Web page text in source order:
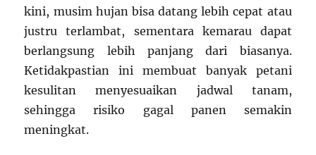
kini, musim hujan bisa datang lebih cepat atau
justru terlambat, sementara kemarau dapat
berlangsung lebih panjang dari biasanya.
Ketidakpastian ini membuat banyak petani
kesulitan menyesuaikan jadwal tanam,
sehingga risiko gagal panen semakin
meningkat.